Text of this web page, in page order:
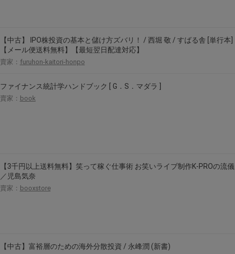
【中古】 IPO株投資の基本と儲け方ズバリ！ / 西堀 敬 / すばる舎 [単行本]
【メール便送料無料】【最短翌日配達対応】
賣家： furuhon-kaitori-honpo
ファイナンス統計学ハンドブック [ G．S．マダラ ]
賣家： book
【3千円以上送料無料】笑って稼ぐ仕事術 お笑いライブ制作K-PROの流儀
／児島気奈
賣家： booxstore
【中古】富裕層のための海外分散投資 / 永峰潤 (新書)